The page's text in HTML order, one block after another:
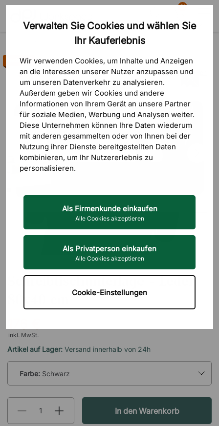
Verwalten Sie Cookies und wählen Sie
Ihr Kauferlebnis
Wir verwenden Cookies, um Inhalte und Anzeigen
an die Interessen unserer Nutzer anzupassen und
um unseren Datenverkehr zu analysieren.
Außerdem geben wir Cookies und andere
Informationen von Ihrem Gerät an unsere Partner
für soziale Medien, Werbung und Analysen weiter.
Diese Unternehmen können Ihre Daten wiederum
mit anderen gesammelten oder von Ihnen bei der
Nutzung ihrer Dienste bereitgestellten Daten
kombinieren, um Ihr Nutzererlebnis zu
personalisieren.
Als Firmenkunde einkaufen
Alle Cookies akzeptieren
Als Privatperson einkaufen
Alle Cookies akzeptieren
Cookie-Einstellungen
Suche
81
Warenkorb
Schreibtischunterlagen
12 Bewertungen
Bestseller
Schreibtischunterlage - Leder
inkl. MwSt.
Artikel auf Lager: Versand innerhalb von 24h
Farbe: Schwarz
In den Warenkorb